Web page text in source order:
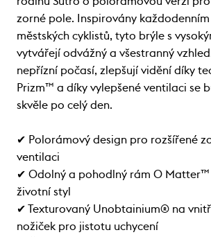
zorné pole. Inspirovány
městských cyklistů, tyto brýle s
vytvářejí odvážný a všestranný
nepřízní počasí, zlepšují vidění díky
Prizm™ a díky vylepšené ventilaci se
skvěle po celý den.
✔ Polorámový design pro rozšířené
ventilaci
✔ Odolný a pohodlný rám O
životní styl
✔ Texturovaný Unobtainium® na
nožiček pro jistotu uchycení